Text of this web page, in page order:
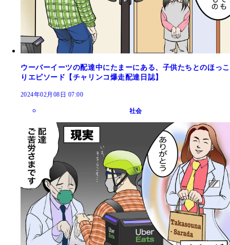
ウーバーイーツの配達中にたまーにある、子供たちとのほっこ
りエピソード【チャリンコ爆走配達日誌】
2024年02月08日 07:00
社会